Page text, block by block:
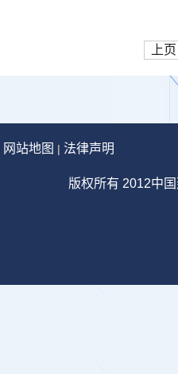
上页
网站地图 | 法律声明
版权所有 2012中